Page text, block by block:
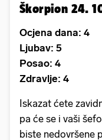
Škorpion 24.
Ocjena dana: 4
Ljubav: 5
Posao: 4
Zdravlje: 4
Iskazat ćete
pa će se i vaši
biste nedovršene